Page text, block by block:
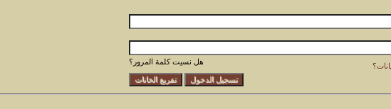
هل نسيت كلمة المرور؟